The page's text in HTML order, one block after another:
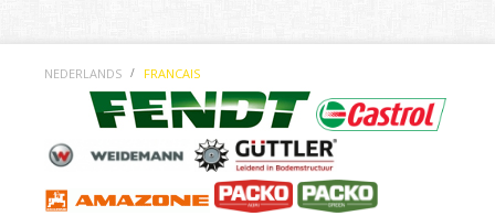
NEDERLANDS / FRANCAIS